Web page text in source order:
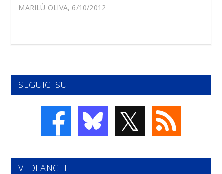
MARILÙ OLIVA, 6/10/2012
SEGUICI SU
𝕏
VEDI ANCHE